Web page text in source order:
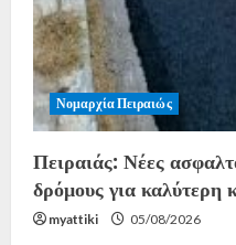
Νομαρχία Πειραιώς
Πειραιάς: Νέες
δρόμους για καλύτερη
myattiki 05/08/2026